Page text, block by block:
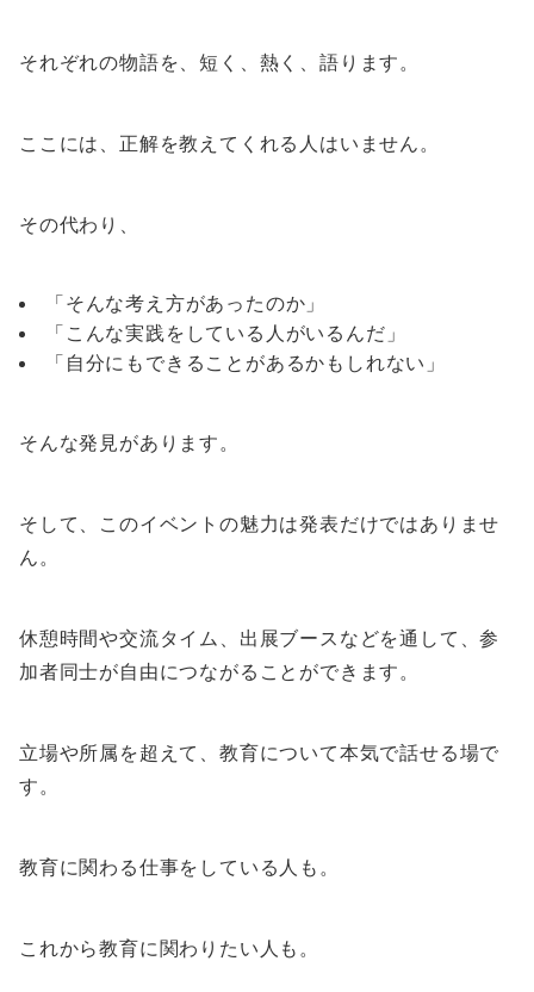
それぞれの物語を、短く、熱く、語ります。
ここには、正解を教えてくれる人はいません。
その代わり、
「そんな考え方があったのか」
「こんな実践をしている人がいるんだ」
「自分にもできることがあるかもしれない」
そんな発見があります。
そして、このイベントの魅力は発表だけではありませ
ん。
休憩時間や交流タイム、出展ブースなどを通して、参
加者同士が自由につながることができます。
立場や所属を超えて、教育について本気で話せる場で
す。
教育に関わる仕事をしている人も。
これから教育に関わりたい人も。